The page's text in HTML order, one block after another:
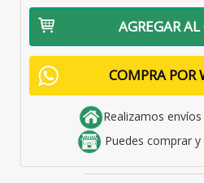
AGREGAR
COMPRA POR
Realizamos
Puedes comprar y